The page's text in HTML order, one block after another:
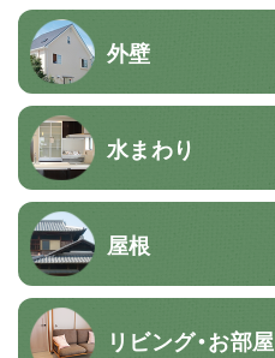
外壁
水まわり
屋根
リビング・お部屋